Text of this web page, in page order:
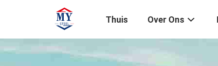
Thuis Over Ons